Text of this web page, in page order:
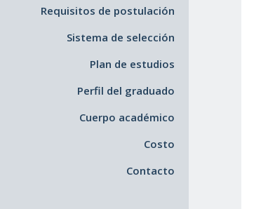
Requisitos de postulación
Sistema de selección
Plan de estudios
Perfil del graduado
Cuerpo académico
Costo
Contacto